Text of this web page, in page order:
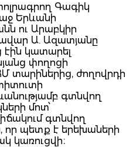
Գագիկ
Երևանի
ու Արաբկիր
Ա. Ազատյանը
էին կատարել
փողոցի
տարիներից, ժողովրդի
գտնվող
մոտ՝
գտնվող
որ պետք է երեխաների
կառուցվի։